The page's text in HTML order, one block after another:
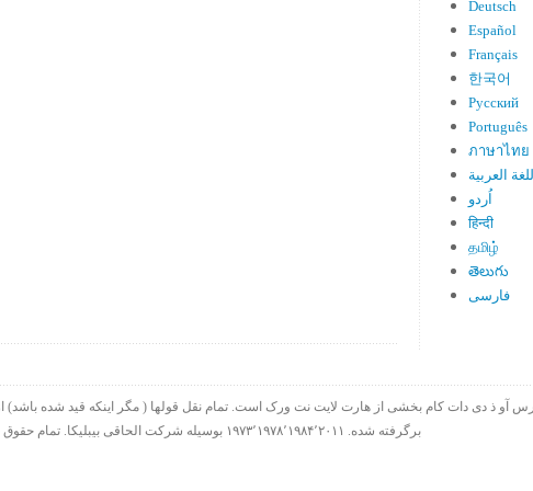
Deutsch
Español
Français
한국어
Русский
Português
ภาษาไทย
العربية
اُردو
हिन्दी
தமிழ்
తెలుగు
فارسی
برگرفته شده. ۱۹۷۳٬۱۹۷۸٬۱۹۸۴٬۲۰۱۱ بوسیله شرکت الحاقی بیبلیکا. تمام حقوق چاپ در سراسر جهان محفوظ است